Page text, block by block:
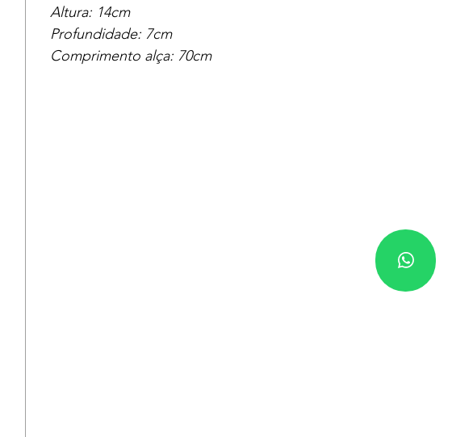
Altura: 14cm
Profundidade: 7cm
Comprimento alça: 70cm